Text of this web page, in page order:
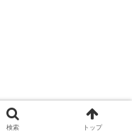
検索 トップ